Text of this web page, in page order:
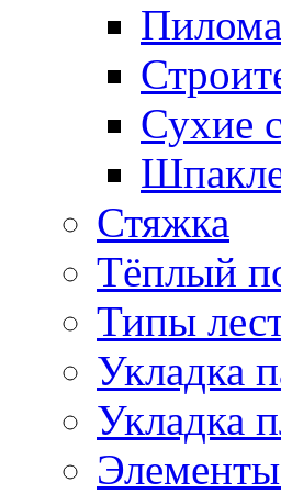
Сухие
Стяжка
Тёплый
Типы
Укладка
Укладка